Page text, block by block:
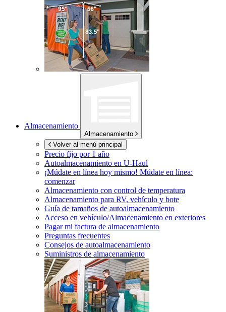
Almacenamiento
Almacenamiento
Volver al menú principal
Precio fijo por 1 año
Autoalmacenamiento en U-Haul
¡Múdate en línea hoy mismo! Múdate en línea:
comenzar
Almacenamiento con control de temperatura
Almacenamiento para RV, vehículo y bote
Guía de tamaños de autoalmacenamiento
Acceso en vehículo/Almacenamiento en exteriores
Pagar mi factura de almacenamiento
Preguntas frecuentes
Consejos de autoalmacenamiento
Suministros de almacenamiento